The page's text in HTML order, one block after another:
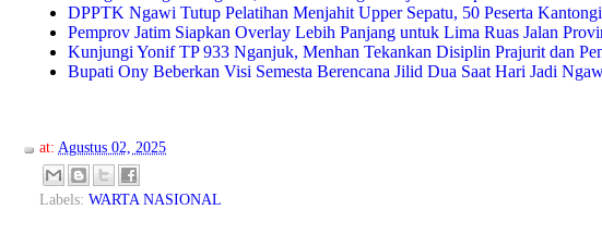
DPPTK Ngawi Tutup Pelatihan Menjahit Upper Sepatu, 50 Peserta
Pemprov Jatim Siapkan Overlay Lebih Panjang untuk Lima Ruas Jalan
Kunjungi Yonif TP 933 Nganjuk, Menhan Tekankan Disiplin Prajurit dan
Bupati Ony Beberkan Visi Semesta Berencana Jilid Dua Saat Hari Jadi
at: Agustus 02, 2025
Labels: WARTA NASIONAL